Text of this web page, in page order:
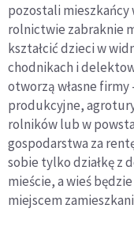
pozostali mieszkańcy
rolnictwie zabraknie
kształcić dzieci w
chodnikach i
otworzą własne
produkcyjne,
rolników lub w
gospodarstwa za
sobie tylko działkę z
mieście, a wieś
miejscem